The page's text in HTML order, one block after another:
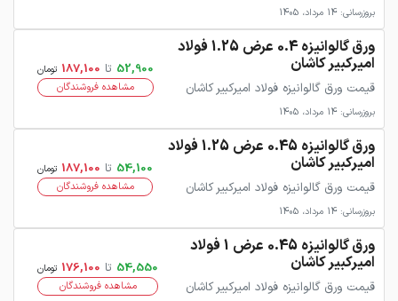
بروزرسانی: 14 مرداد، 1405
ورق گالوانیزه 0.4 عرض 1.25 فولاد
امیرکبیر کاشان
قیمت ورق گالوانیزه فولاد امیرکبیر کاشان
بروزرسانی: 14 مرداد، 1405
52,900 تا 187,100 تومان
مشاهده فروشندگان
ورق گالوانیزه 0.45 عرض 1.25 فولاد
امیرکبیر کاشان
قیمت ورق گالوانیزه فولاد امیرکبیر کاشان
بروزرسانی: 14 مرداد، 1405
54,100 تا 187,100 تومان
مشاهده فروشندگان
ورق گالوانیزه 0.45 عرض 1 فولاد
امیرکبیر کاشان
قیمت ورق گالوانیزه فولاد امیرکبیر کاشان
54,550 تا 176,100 تومان
مشاهده فروشندگان